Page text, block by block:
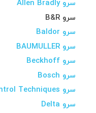
سرو Allen Bradly
سرو B&R
سرو Baldor
سرو BAUMULLER
سرو Beckhoff
سرو Bosch
سرو Control Techniques
سرو Delta